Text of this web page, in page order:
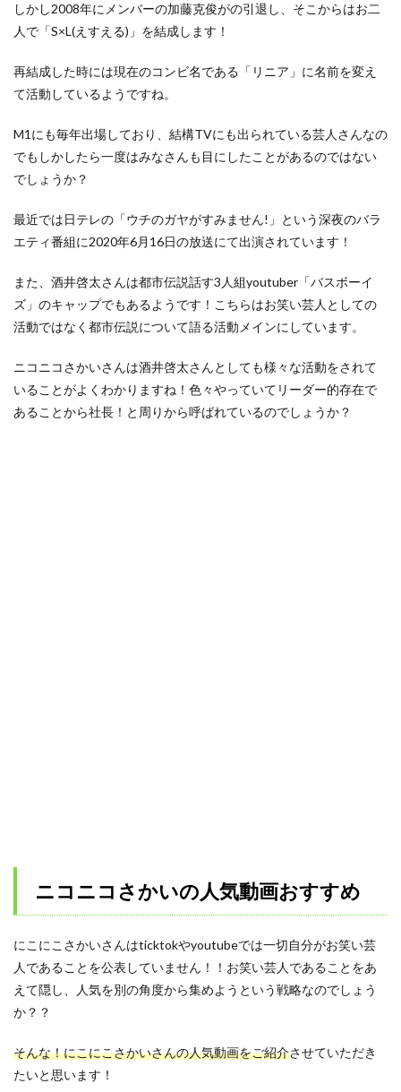
しかし2008年にメンバーの加藤克俊がの引退し、そこからはお二
人で「S×L(えすえる)」を結成します！
再結成した時には現在のコンビ名である「リニア」に名前を変え
て活動しているようですね。
M1にも毎年出場しており、結構TVにも出られている芸人さんなの
でもしかしたら一度はみなさんも目にしたことがあるのではない
でしょうか？
最近では日テレの「ウチのガヤがすみません!」という深夜のバラ
エティ番組に2020年6月16日の放送にて出演されています！
また、酒井啓太さんは都市伝説話す3人組youtuber「バスボーイ
ズ」のキャップでもあるようです！こちらはお笑い芸人としての
活動ではなく都市伝説について語る活動メインにしています。
ニコニコさかいさんは酒井啓太さんとしても様々な活動をされて
いることがよくわかりますね！色々やっていてリーダー的存在で
あることから社長！と周りから呼ばれているのでしょうか？
ニコニコさかいの人気動画おすすめ
にこにこさかいさんはticktokやyoutubeでは一切自分がお笑い芸
人であることを公表していません！！お笑い芸人であることをあ
えて隠し、人気を別の角度から集めようという戦略なのでしょう
か？？
そんな！にこにこさかいさんの人気動画をご紹介させていただき
たいと思います！